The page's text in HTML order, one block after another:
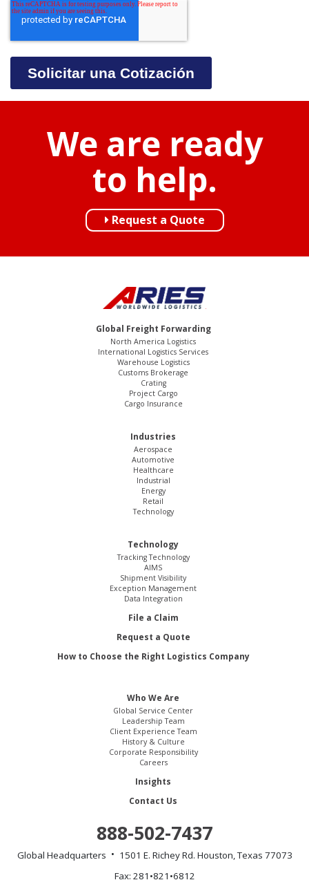
We are ready
to help.
Request a Quote
Global Freight Forwarding
North America Logistics
International Logistics Services
Warehouse Logistics
Customs Brokerage
Crating
Project Cargo
Cargo Insurance
Industries
Aerospace
Automotive
Healthcare
Industrial
Energy
Retail
Technology
Technology
Tracking Technology
AIMS
Shipment Visibility
Exception Management
Data Integration
File a Claim
Request a Quote
How to Choose the Right Logistics Company
Who We Are
Global Service Center
Leadership Team
Client Experience Team
History & Culture
Corporate Responsibility
Careers
Insights
Contact Us
888-502-7437
Global Headquarters 1501 E. Richey Rd. Houston, Texas 77073
Fax: 281•821•6812